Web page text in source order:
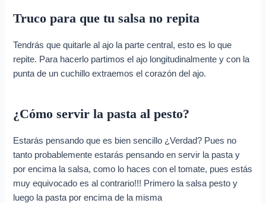
Truco para que tu salsa no repita
Tendrás que quitarle al ajo la parte central, esto es lo que
repite. Para hacerlo partimos el ajo longitudinalmente y con la
punta de un cuchillo extraemos el corazón del ajo.
¿Cómo servir la pasta al pesto?
Estarás pensando que es bien sencillo ¿Verdad? Pues no
tanto probablemente estarás pensando en servir la pasta y
por encima la salsa, como lo haces con el tomate, pues estás
muy equivocado es al contrario!!! Primero la salsa pesto y
luego la pasta por encima de la misma